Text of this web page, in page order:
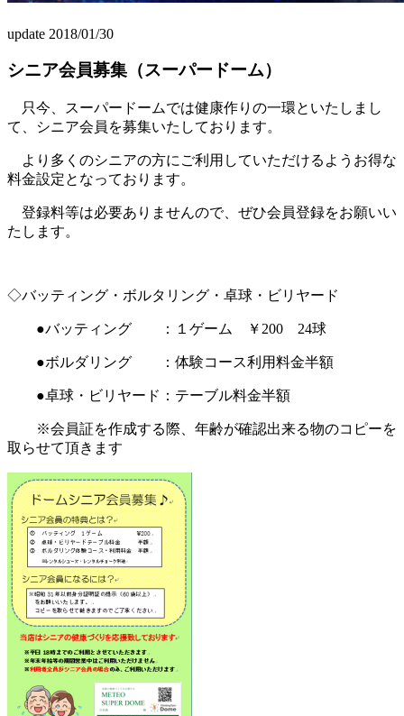
update 2018/01/30
シニア会員募集（スーパードーム）
只今、スーパードームでは健康作りの一環といたしまし
て、シニア会員を募集いたしております。
より多くのシニアの方にご利用していただけるようお得な
料金設定となっております。
登録料等は必要ありませんので、ぜひ会員登録をお願いい
たします。
◇バッティング・ボルタリング・卓球・ビリヤード
●バッティング ：１ゲーム ￥200 24球
●ボルダリング ：体験コース利用料金半額
●卓球・ビリヤード：テーブル料金半額
※会員証を作成する際、年齢が確認出来る物のコピーを
取らせて頂きます